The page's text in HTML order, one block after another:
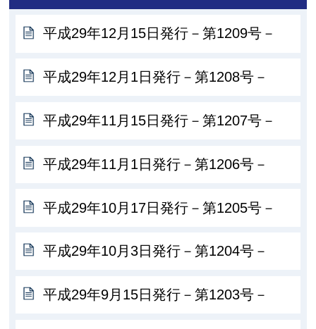
平成29年12月15日発行－第1209号－
平成29年12月1日発行－第1208号－
平成29年11月15日発行－第1207号－
平成29年11月1日発行－第1206号－
平成29年10月17日発行－第1205号－
平成29年10月3日発行－第1204号－
平成29年9月15日発行－第1203号－